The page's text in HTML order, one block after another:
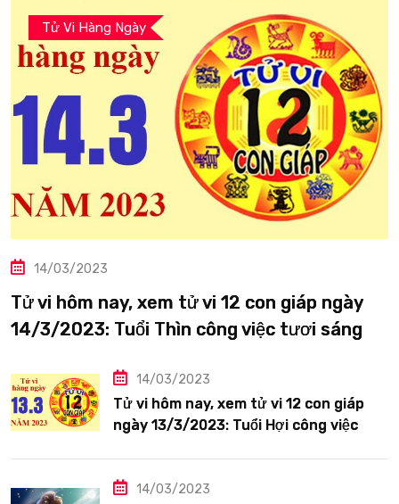
Tử Vi Hàng Ngày
14/03/2023
Tử vi hôm nay, xem tử vi 12 con giáp ngày
14/3/2023: Tuổi Thìn công việc tươi sáng
14/03/2023
Tử vi hôm nay, xem tử vi 12 con giáp
ngày 13/3/2023: Tuổi Hợi công việc
14/03/2023